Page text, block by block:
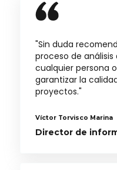
"Sin duda
proceso de
cualquier persona
garantizar la
proyectos."
Víctor Torvisco Marina
Director de